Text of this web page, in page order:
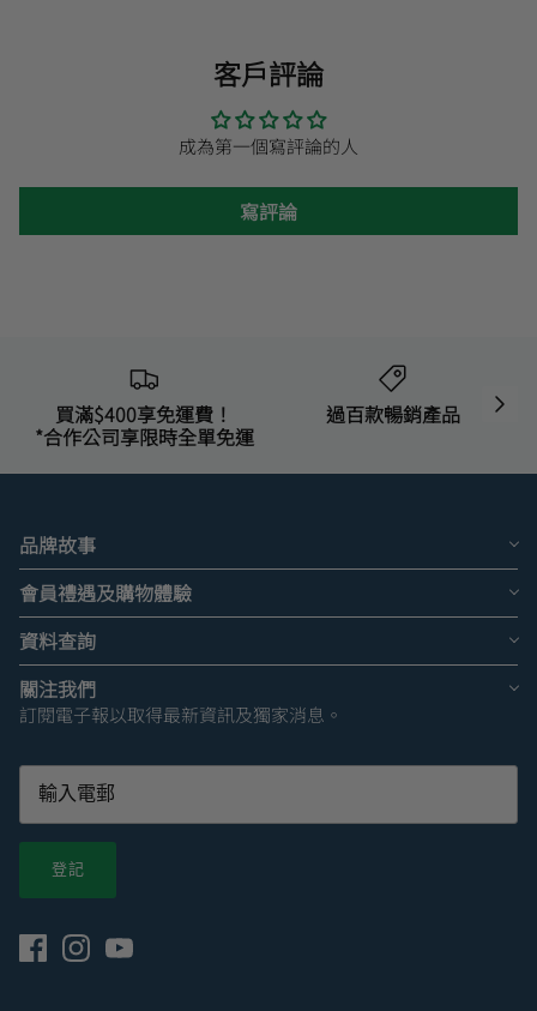
客戶評論
成為第一個寫評論的人
寫評論
買滿$400享免運費！
*合作公司享限時全單免運
過百款暢銷產品
品牌故事
會員禮遇及購物體驗
資料查詢
關注我們
訂閱電子報以取得最新資訊及獨家消息。
登記